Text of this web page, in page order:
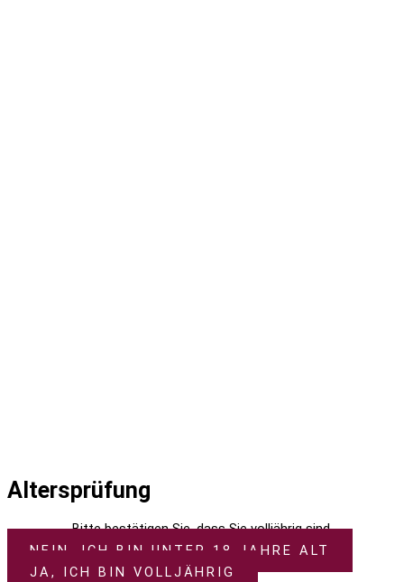
Altersprüfung
Bitte bestätigen Sie, dass Sie volljährig sind.
NEIN, ICH BIN UNTER 18 JAHRE ALT
JA, ICH BIN VOLLJÄHRIG